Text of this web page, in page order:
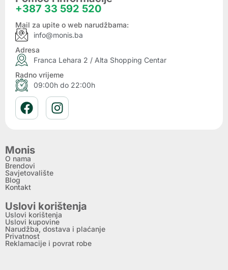
+387 33 592 520
Mail za upite o web narudžbama:
info@monis.ba
Adresa
Franca Lehara 2 / Alta Shopping Centar
Radno vrijeme
09:00h do 22:00h
Monis
O nama
Brendovi
Savjetovalište
Blog
Kontakt
Uslovi korištenja
Uslovi korištenja
Uslovi kupovine
Narudžba, dostava i plaćanje
Privatnost
Reklamacije i povrat robe